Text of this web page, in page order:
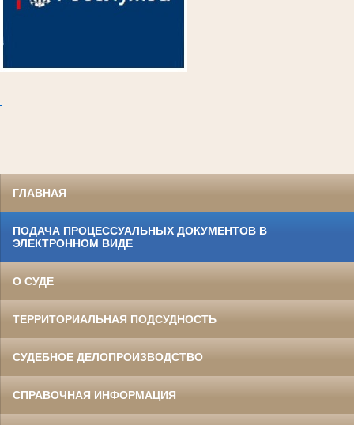
ГЛАВНАЯ
ПОДАЧА ПРОЦЕССУАЛЬНЫХ ДОКУМЕНТОВ В
ЭЛЕКТРОННОМ ВИДЕ
О СУДЕ
ТЕРРИТОРИАЛЬНАЯ ПОДСУДНОСТЬ
СУДЕБНОЕ ДЕЛОПРОИЗВОДСТВО
СПРАВОЧНАЯ ИНФОРМАЦИЯ